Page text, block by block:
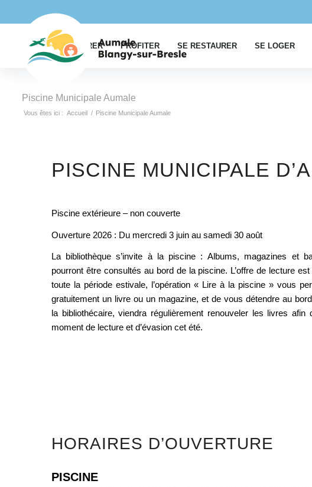
EXPLORER PROFITER SE RESTAURER SE LOGER
Piscine Municipale Aumale
Vous êtes ici : Accueil / Piscine Municipale Aumale
PISCINE MUNICIPALE
Piscine extérieure – non couverte
Ouverture 2026 : Du mercredi 3 juin au samedi 30 août
La bibliothèque s’invite à la piscine : Albums, magazines et
pourront être consultés au bord de la piscine. L’offre de lecture
toute la période estivale, l’opération « Lire à la piscine » vous
gratuitement un livre ou un magazine, et de vous détendre au
la bibliothécaire, viendra régulièrement renouveler les livres afin
moment de lecture et d’évasion cet été.
HORAIRES D’OUVERTURE
PISCINE